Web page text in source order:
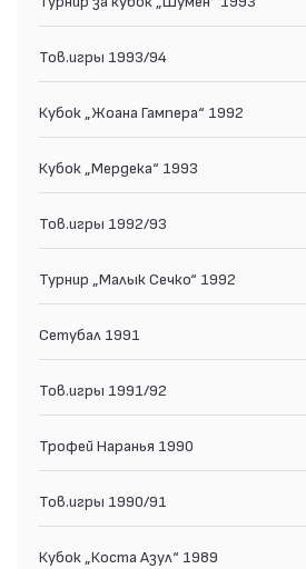
Тов.игры 1993/94
Кубок „Жоана Гампера“ 1992
Кубок „Мердека“ 1993
Тов.игры 1992/93
Турнир „Малык Сечко“ 1992
Сетубал 1991
Тов.игры 1991/92
Трофей Наранья 1990
Тов.игры 1990/91
Кубок „Коста Азул“ 1989